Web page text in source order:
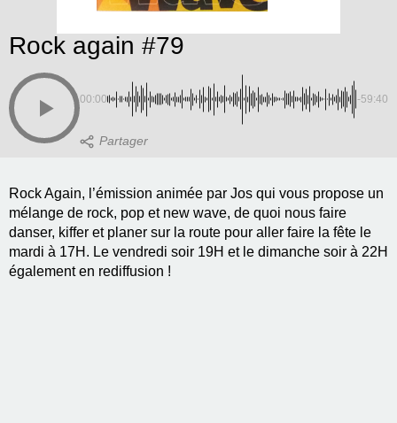
Rock again #79
00:00 -59:40
Rock Again, l’émission animée par Jos qui vous propose un
mélange de rock, pop et new wave, de quoi nous faire
danser, kiffer et planer sur la route pour aller faire la fête le
mardi à 17H. Le vendredi soir 19H et le dimanche soir à 22H
également en rediffusion !